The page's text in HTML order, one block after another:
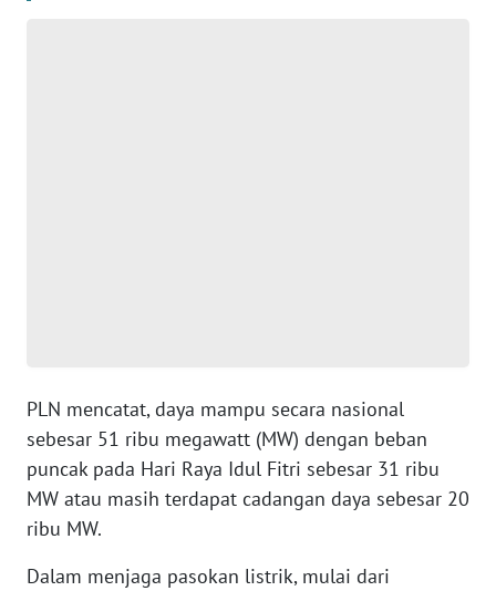
PLN mencatat, daya mampu secara nasional
sebesar 51 ribu megawatt (MW) dengan beban
puncak pada Hari Raya Idul Fitri sebesar 31 ribu
MW atau masih terdapat cadangan daya sebesar 20
ribu MW.
Dalam menjaga pasokan listrik, mulai dari
WN
PAPUA
WN
BARAT